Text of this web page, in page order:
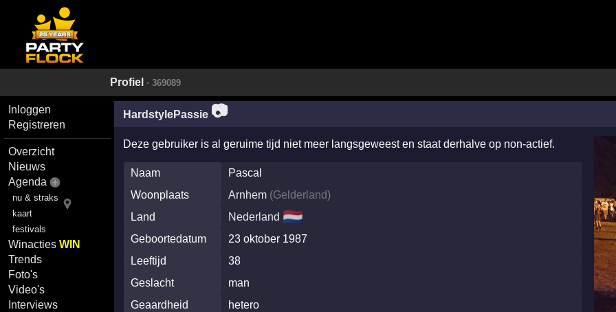
Profiel · 369089
Inloggen
Registreren
Overzicht
Nieuws
Agenda
nu & straks
kaart
festivals
WinactiesWIN
Trends
Foto's
Video's
Interviews
HardstylePassie 📷
Deze gebruiker is al geruime tijd niet meer langsgeweest en staat derhalve op non-actief.
Naam
Pascal
Woonplaats
Arnhem (Gelderland)
Land
Nederland 🇳🇱
Geboortedatum
23 oktober 1987
Leeftijd
38
Geslacht
man
Geaardheid
hetero